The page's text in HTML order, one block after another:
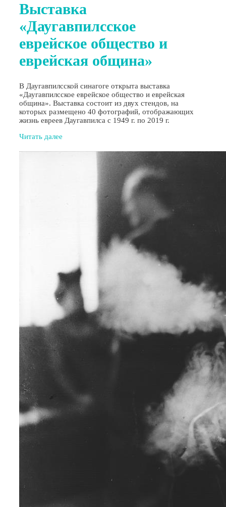
Выставка
«Даугавпилсское
еврейское общество и
еврейская община»
В Даугавпилсской синагоге открыта выставка
«Даугавпилсское еврейское общество и еврейская
община». Выставка состоит из двух стендов, на
которых размещено 40 фотографий, отображающих
жизнь евреев Даугавпилса с 1949 г. по 2019 г.
Читать далее